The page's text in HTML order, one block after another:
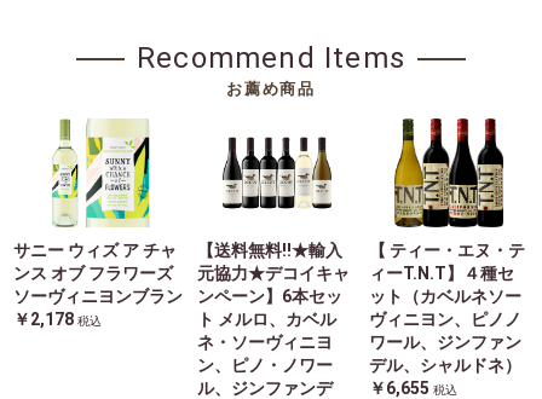
Recommend Items
お薦め商品
サニー ウィズ ア チャ
ンス オブ フラワーズ
ソーヴィニヨンブラン
￥2,178 税込
【送料無料!!★輸入
元協力★デコイキャ
ンペーン】6本セッ
ト メルロ、カベル
ネ・ソーヴィニヨ
ン、ピノ・ノワー
ル、ジンファンデ
【 ティー・エヌ・テ
ィーT.N.T】４種セ
ット（カベルネソー
ヴィニヨン、ピノノ
ワール、ジンファン
デル、シャルドネ）
￥6,655 税込